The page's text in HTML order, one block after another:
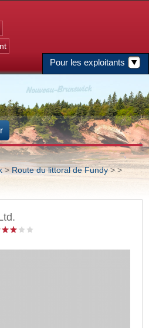
Pour les exploitants
> Route du littoral de Fundy>>